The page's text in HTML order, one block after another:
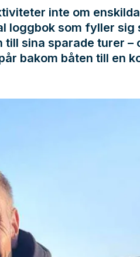
inte om
loggbok som fyller sig
sina sparade turer –
bakom båten till en